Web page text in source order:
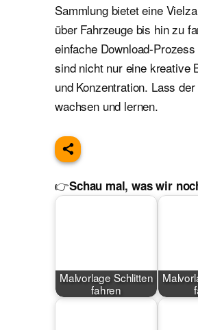
Sammlung bietet eine
über Fahrzeuge bis hin zu
einfache Download-
sind nicht nur eine kreative
und Konzentration. Lass
wachsen und lernen.
👉Schau mal, was wir
Malvorlage Schlitten
fahren